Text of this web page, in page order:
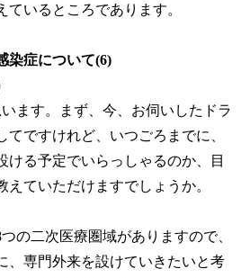
ているところであります。
染症について(6)
ます。まず、今、お伺いしたドラ
てですけれど、いつごろまでに、
ける予定でいらっしゃるのか、目
えていただけますでしょうか。
の二次医療圏域がありますので、
、専門外来を設けていきたいと考